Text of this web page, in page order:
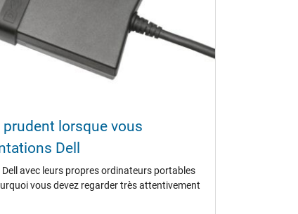
lorsque vous
Dell
avec leurs propres ordinateurs portables
vous devez regarder très attentivement